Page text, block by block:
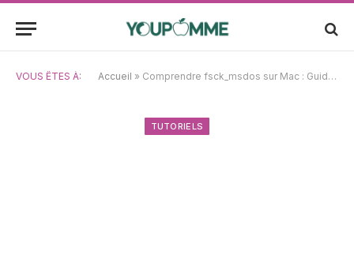
VOUS ÊTES À: Accueil » Comprendre fsck_msdos sur Mac : Guide de réparation sans risque de perte de données
TUTORIELS